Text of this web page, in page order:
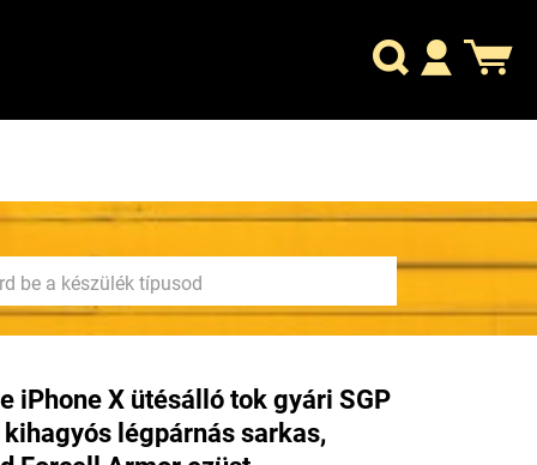
iPhone X ütésálló tok gyári SGP
kihagyós légpárnás sarkas,